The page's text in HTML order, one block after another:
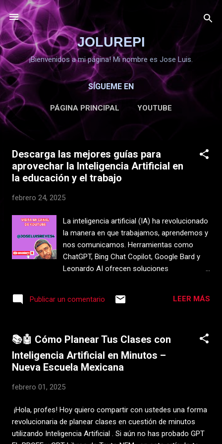
JOLUREPI
¡Bienvenidos a mi página! Mi nombre es Jose Luis.
SÍGUEME EN
PÁGINA PRINCIPAL YOUTUBE
MÁS…
YOUTUBE EDUCATIVO
Descarga las mejores guías para
aprovechar la Inteligencia Artificial en
la educación y el trabajo
febrero 24, 2025
La inteligencia artificial (IA) ha revolucionado
la manera en que trabajamos, aprendemos y
nos comunicamos. Herramientas como
ChatGPT, Bing Chat Copilot, Google Bard y
Leonardo AI ofrecen soluciones
utilizarlas al máximo, aquí te compartimos
ChatGPT - Mineduc Esta guía está diseñada
específicamente para educadores que
desean integrar ChatGPT en su metodología
aprendizaje activo y a desarrollar estrategias
instrucciones de oro: Cómo usar ChatGPT,
Bing y Bard Aprende las mejores estrategias
para hacer preguntas efectivas a estos
Publicar un comentario LEER MÁS
📚🤖 Cómo Planear Tus Clases con
Inteligencia Artificial en Minutos –
Nueva Escuela Mexicana
febrero 01, 2025
¡Hola, profes! Hoy quiero compartir con ustedes una forma
revolucionaria de planear clases en cuestión de minutos
utilizando Inteligencia Artificial . Si aún no has probado GPT